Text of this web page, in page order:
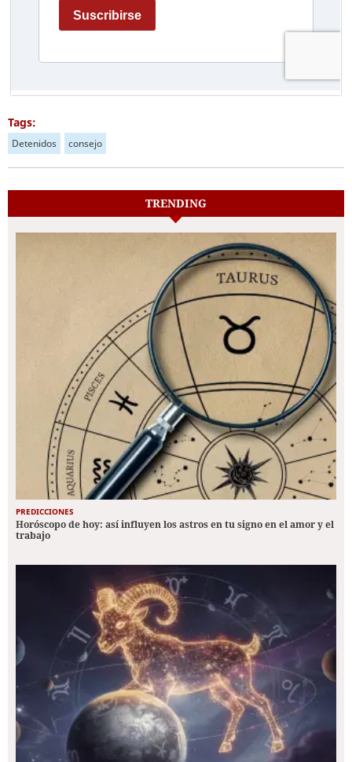
Tags:
Detenidos consejo
TRENDING
PREDICCIONES
Horóscopo de hoy: así influyen los astros en tu signo en el amor y el
trabajo